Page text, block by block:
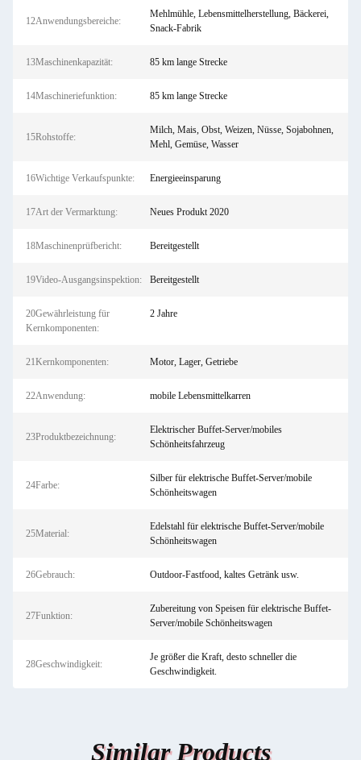
12Anwendungsbereiche:
Mehlmühle, Lebensmittelherstellung, Bäckerei,
Snack-Fabrik
13Maschinenkapazität: 85 km lange Strecke
14Maschineriefunktion: 85 km lange Strecke
15Rohstoffe:
Milch, Mais, Obst, Weizen, Nüsse, Sojabohnen,
Mehl, Gemüse, Wasser
16Wichtige Verkaufspunkte: Energieeinsparung
17Art der Vermarktung: Neues Produkt 2020
18Maschinenprüfbericht: Bereitgestellt
19Video-Ausgangsinspektion: Bereitgestellt
20Gewährleistung für
Kernkomponenten:
2 Jahre
21Kernkomponenten: Motor, Lager, Getriebe
22Anwendung: mobile Lebensmittelkarren
23Produktbezeichnung:
Elektrischer Buffet-Server/mobiles
Schönheitsfahrzeug
24Farbe:
Silber für elektrische Buffet-Server/mobile
Schönheitswagen
25Material:
Edelstahl für elektrische Buffet-Server/mobile
Schönheitswagen
26Gebrauch: Outdoor-Fastfood, kaltes Getränk usw.
27Funktion:
Zubereitung von Speisen für elektrische Buffet-
Server/mobile Schönheitswagen
28Geschwindigkeit:
Je größer die Kraft, desto schneller die
Geschwindigkeit.
Similar Products